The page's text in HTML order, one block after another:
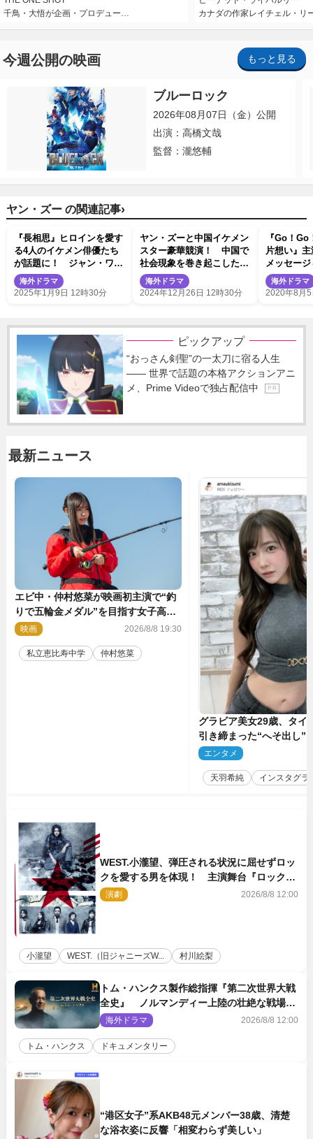
千鳥・大悟が企画・プロデュー…
カナダの作家レイチェル・リ
今週公開の映画 もっと見る
ブルーロック
2026年08月07日（金）公開
出演：高橋文哉
監督：瀧悠輔
ヤン・ズー の関連記事›
『長相思』ヒロインを愛す
る4人のイケメン俳優たち
が話題に！ ジャン・ワン
イー×タン・ジェンツー×ド
ン・ウェイ×ワン・ホンイ
海外ドラマ
2025年1月9日 12時30分
ヤン・ズーと中国イケメン
スター豪華競演！ 中国で
社会現象を巻き起こした大
ヒット時代劇ロマンス『長
相思』日本上陸
海外ドラマ
2024年12月26日 12時30分
『Go！
片想い』
メッセー
ーン公開！
海外ドラマ
2020年8月
ピックアップ
“おっさん剣聖”の一太刀に宿る人生
―― 世界で話題の本格アクションアニ
メ、Prime Videoで独占配信中
P R
最新ニュース
エビ中・仲村悠菜が映画初主演で“釣
りで五輪金メダル”を目指す女子高生
に！ 映画『つりこまち』今秋公開
映画 2026/8/8 19:30
私立恵比寿中学 仲村悠菜
グラビア美女29歳、タイ
引き締まった“へそ出し”
「可愛い過ぎる」
エンタメ
天羽希純 インスタグラ
WEST.小瀧望、弾圧される状況に屈せずロッ
クを愛する男を体現！ 主演舞台『ロックン
ロール』ビジュアル解禁
演劇 2026/8/8 12:00
小瀧望 WEST.（旧ジャニーズW... 村川絵梨
トム・ハンクス製作総指揮『第二次世界大戦
全史』 ノルマンディー上陸の壮絶な戦場を
収めた特別映像解禁
海外ドラマ 2026/8/8 12:00
トム・ハンクス ドキュメンタリー
“港区女子”系AKB48元メンバー38歳、清楚
な浴衣姿に反響「相変わらず美しい」